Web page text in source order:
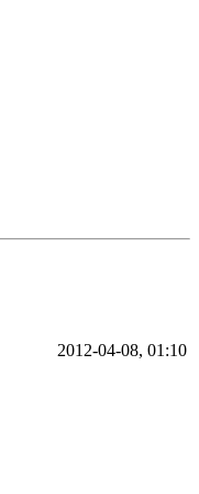
2012-04-08, 01:10